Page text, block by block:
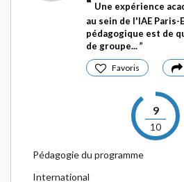
Une expérience
au sein de l'IAE Paris-
pédagogique est de
de groupe...
Favoris
9
10
Pédagogie du programme
International